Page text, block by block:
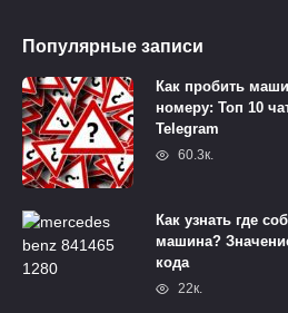
Популярные записи
Как пробить
номеру: Топ 10
Telegram
60.3к.
Как узнать где
машина?
кода
22к.